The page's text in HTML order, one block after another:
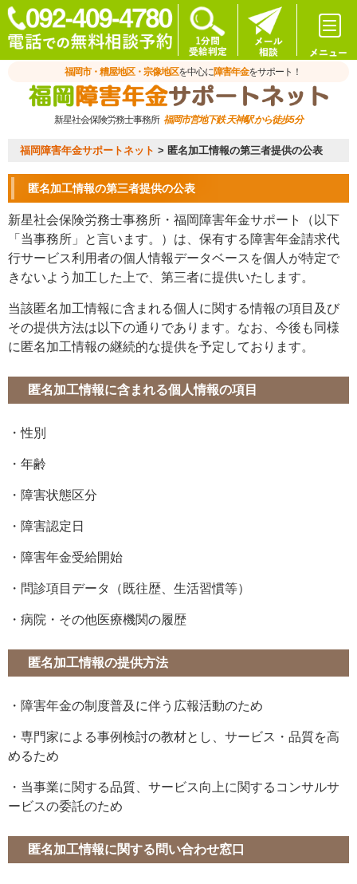
福岡市・糟屋地区・宗像地区を中心に障害年金をサポート！
新星社会保険労務士事務所 福岡市営地下鉄 天神駅 から徒歩5分
福岡障害年金サポートネット > 匿名加工情報の第三者提供の公表
匿名加工情報の第三者提供の公表
新星社会保険労務士事務所・福岡障害年金サポート（以下
「当事務所」と言います。）は、保有する障害年金請求代
行サービス利用者の個人情報データベースを個人が特定で
きないよう加工した上で、第三者に提供いたします。
当該匿名加工情報に含まれる個人に関する情報の項目及び
その提供方法は以下の通りであります。なお、今後も同様
に匿名加工情報の継続的な提供を予定しております。
匿名加工情報に含まれる個人情報の項目
・性別
・年齢
・障害状態区分
・障害認定日
・障害年金受給開始
・問診項目データ（既往歴、生活習慣等）
・病院・その他医療機関の履歴
匿名加工情報の提供方法
・障害年金の制度普及に伴う広報活動のため
・専門家による事例検討の教材とし、サービス・品質を高
めるため
・当事業に関する品質、サービス向上に関するコンサルサ
ービスの委託のため
匿名加工情報に関する問い合わせ窓口